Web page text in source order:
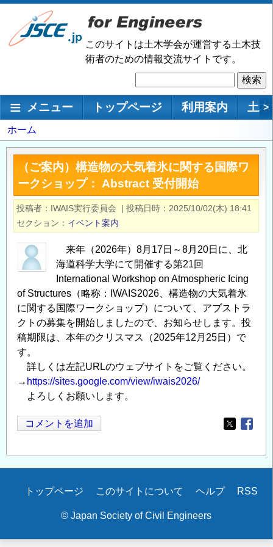
メ
ン
移
このサイトは土木学会が運営する土木技
術者のための情報交流サイトです。
索
メインナビゲーション
メニュー トップページ 利用案内 土 >
パ
ン
ず
ホーム
（ご案内）構造物の大気着氷に関する国際ワ
ークショップ： Abstract 受付開始
投稿者 IWAIS実行委員会 | 投稿日時
2025/10/02(木) 18:41
セクション
イベント案内
来年（2026年）8月17日～8月20日に、北
海道科学大学にて開催する第21回
International Workshop on Atmospheric Icing
of Structures（略称：IWAIS2026、構造物の大気着氷
に関する国際ワークショップ）について、アブストラ
クトの募集を開始しましたので、お知らせします。投
稿期限は、本年のクリスマス（2025年12月25日）で
す。
詳しくは左記URLのウェブサイトをご覧ください。
→ https://sites.google.com/view/iwais2026/
よろしくお願いします。
コメントを追加
Opens in
Secondary
トップページ このサイトについて ヘルプ RSS
© Japan Society of Civil Engineers